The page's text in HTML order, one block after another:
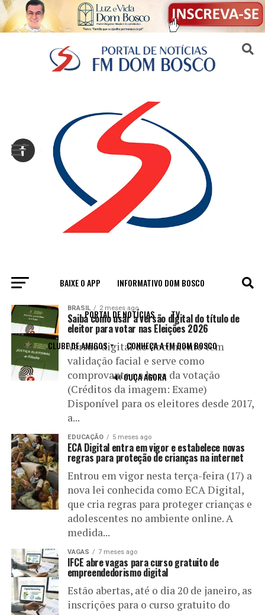
BAIXE O APP INFORMATIVO DOM BOSCO
PORTAL DE NOTÍCIAS TV
CLUBE DE AMIGOS CONHEÇA A FM DOM BOSCO
🔊 OUÇA AGORA
All posts tagged "digital"
BRASIL 2 meses ago
Saiba como usar a versão digital do título de
eleitor para votar nas Eleições 2026
Versão digital do documento tem
validação facial e serve como
comprovante na hora da votação
(Créditos da imagem: Exame)
Disponível para os eleitores desde 2017,
a...
EDUCAÇÃO 5 meses ago
ECA Digital entra em vigor e estabelece novas
regras para proteção de crianças na internet
Entrou em vigor nesta terça-feira (17) a
nova lei conhecida como ECA Digital,
que cria regras para proteger crianças e
adolescentes no ambiente online. A
medida...
VAGAS 7 meses ago
IFCE abre vagas para curso gratuito de
empreendedorismo digital
Estão abertas, até o dia 20 de janeiro, as
inscrições para o curso gratuito do
Sair da versão mobile